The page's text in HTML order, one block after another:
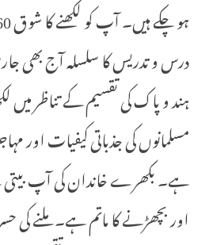
درس و تدریس کا سلسلہ آج بھی
ہند و پاک کی تقسیم کے تناظر میں
مسلمانوں کی جذباتی کیفیات اور
ہے۔ بکھرے خاندان کی آپ بیتی
اور بچھڑنے کا ماتم ہے۔ ملنے